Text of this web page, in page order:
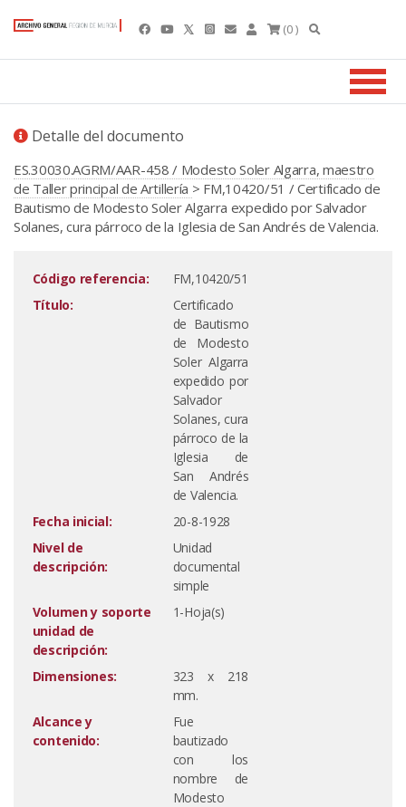
(0 )
Detalle del documento
ES.30030.AGRM/AAR-458 / Modesto Soler Algarra, maestro
de Taller principal de Artillería > FM,10420/51 / Certificado de
Bautismo de Modesto Soler Algarra expedido por Salvador
Solanes, cura párroco de la Iglesia de San Andrés de Valencia.
Código referencia:
FM,10420/51
Título:
Certificado
de Bautismo
de Modesto
Soler Algarra
expedido por
Salvador
Solanes, cura
párroco de la
Iglesia de
San Andrés
de Valencia.
Fecha inicial:
20-8-1928
Nivel de
descripción:
Unidad
documental
simple
Volumen y soporte
unidad de
descripción:
1-Hoja(s)
Dimensiones:
323 x 218
mm.
Alcance y
contenido:
Fue
bautizado
con los
nombre de
Modesto